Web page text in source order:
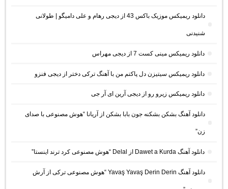
دانلود ریمیکس موزیک باکس 43 از دیجی رهام و علی دامیگو | طولانی
شنیدنی
دانلود ریمیکس مینی کست 7 از دیجی مهراس
دانلود ریمیکس سیتیزن دل پاکتم من با آهنگ ترکی دختر از دیجی فنزو
دانلود ریمیکس زیرو رو از دیجی آرین ای آر جی
دانلود آهنگ بشکن بشکنه جون بابا بشکن از آریانا “هوش مصنوعی با صدای
زن”
دانلود آهنگ Dawet a Kurda از Delal “هوش مصنوعی کرد ترند اینستا”
دانلود آهنگ Yavaş Yavaş Derin Derin “هوش مصنوعی ترکی از آرش